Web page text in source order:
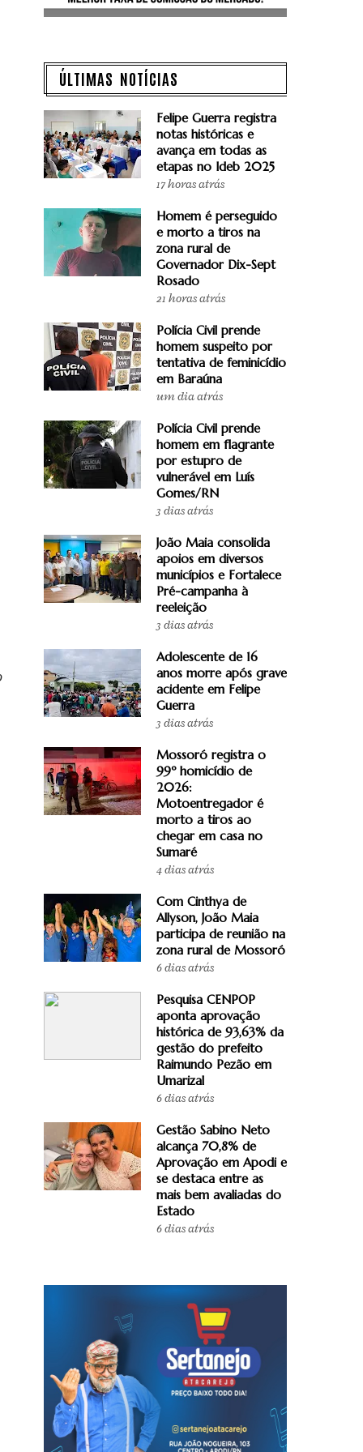
ÚLTIMAS NOTÍCIAS
Felipe Guerra registra
notas históricas e
avança em todas as
etapas no Ideb 2025
17 horas atrás
Homem é perseguido
e morto a tiros na
zona rural de
Governador Dix-Sept
Rosado
21 horas atrás
Polícia Civil prende
homem suspeito por
tentativa de feminicídio
em Baraúna
um dia atrás
Polícia Civil prende
homem em flagrante
por estupro de
vulnerável em Luís
Gomes/RN
3 dias atrás
João Maia consolida
apoios em diversos
municípios e Fortalece
Pré-campanha à
reeleição
3 dias atrás
Adolescente de 16
anos morre após grave
acidente em Felipe
Guerra
3 dias atrás
Mossoró registra o
99º homicídio de
2026:
Motoentregador é
morto a tiros ao
chegar em casa no
Sumaré
4 dias atrás
Com Cinthya de
Allyson, João Maia
participa de reunião na
zona rural de Mossoró
6 dias atrás
Pesquisa CENPOP
aponta aprovação
histórica de 93,63% da
gestão do prefeito
Raimundo Pezão em
Umarizal
6 dias atrás
Gestão Sabino Neto
alcança 70,8% de
Aprovação em Apodi e
se destaca entre as
mais bem avaliadas do
Estado
6 dias atrás